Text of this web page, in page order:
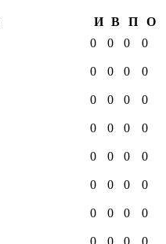
И В П
О
0 0 0 0
0 0 0 0
0 0 0 0
0 0 0 0
0 0 0 0
0 0 0 0
0 0 0 0
0 0 0 0